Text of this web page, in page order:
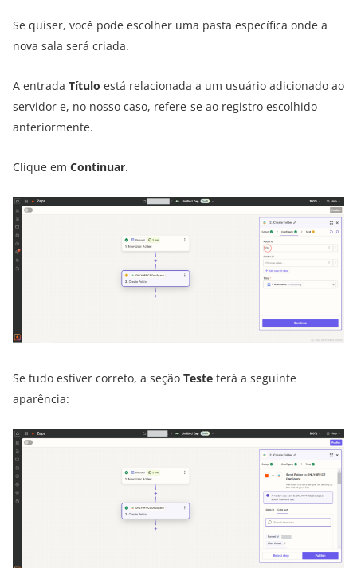
Se quiser, você pode escolher uma pasta específica onde a
nova sala será criada.
A entrada Título está relacionada a um usuário adicionado ao
servidor e, no nosso caso, refere-se ao registro escolhido
anteriormente.
Clique em Continuar.
Se tudo estiver correto, a seção Teste terá a seguinte
aparência: